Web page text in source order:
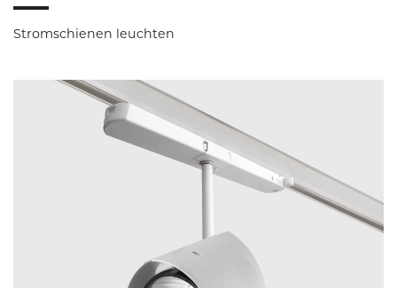
Stromschienen leuchten